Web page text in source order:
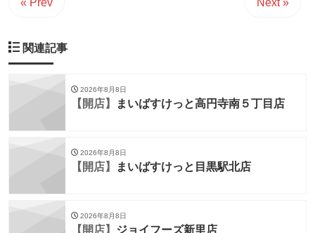
関連記事
2026年8月8日
【開店】 まいばすけっと高円寺南５丁目店
2026年8月8日
【開店】 まいばすけっと目黒駅北店
2026年8月8日
【開店】 ジョイフーズ新里店